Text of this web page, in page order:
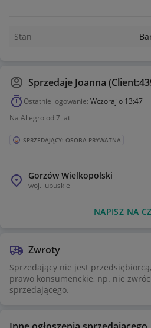
Stan
Sprzedaje Joanna
Ostatnie logowanie: Wczoraj o 13:47
Na Allegro od 7 lat
SPRZEDAJĄCY: OSOBA PRYWATNA
Gorzów Wielkopolski
woj. lubuskie
NAPISZ NA
Zwroty
Sprzedający nie jest
prawo konsumenckie, np. nie
sprzedającego.